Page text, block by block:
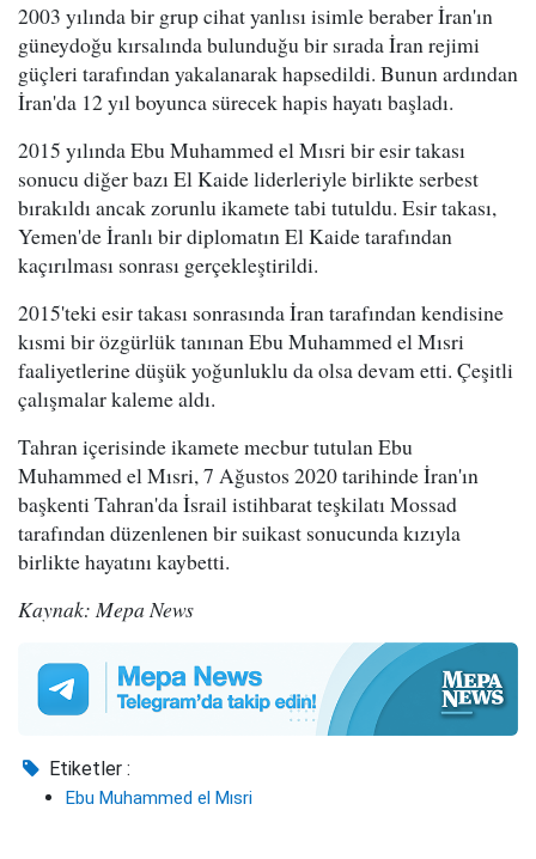
2003 yılında bir grup cihat yanlısı isimle beraber İran'ın
güneydoğu kırsalında bulunduğu bir sırada İran rejimi
güçleri tarafından yakalanarak hapsedildi. Bunun ardından
İran'da 12 yıl boyunca sürecek hapis hayatı başladı.
2015 yılında Ebu Muhammed el Mısri bir esir takası
sonucu diğer bazı El Kaide liderleriyle birlikte serbest
bırakıldı ancak zorunlu ikamete tabi tutuldu. Esir takası,
Yemen'de İranlı bir diplomatın El Kaide tarafından
kaçırılması sonrası gerçekleştirildi.
2015'teki esir takası sonrasında İran tarafından kendisine
kısmi bir özgürlük tanınan Ebu Muhammed el Mısri
faaliyetlerine düşük yoğunluklu da olsa devam etti. Çeşitli
çalışmalar kaleme aldı.
Tahran içerisinde ikamete mecbur tutulan Ebu
Muhammed el Mısri, 7 Ağustos 2020 tarihinde İran'ın
başkenti Tahran'da İsrail istihbarat teşkilatı Mossad
tarafından düzenlenen bir suikast sonucunda kızıyla
birlikte hayatını kaybetti.
Kaynak: Mepa News
Etiketler :
Ebu Muhammed el Mısri